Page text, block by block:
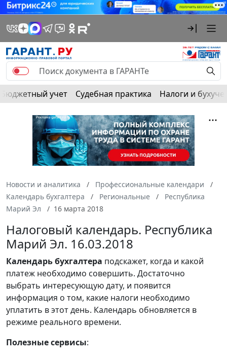
Бюджетный учет Судебная практика Налоги и
Новости и аналитика
Профессиональные календари
Календарь бухгалтера
Региональные
Республика
Марий Эл
16 марта 2018
Налоговый календарь. Республика
Марий Эл. 16.03.2018
Календарьбухгалтера подскажет, когда и какой
платеж необходимо совершить. Достаточно
выбрать интересующую дату, и появится
информация о том, какие налоги необходимо
уплатить в этот день. Календарь обновляется в
режиме реального времени.
Полезные сервисы: